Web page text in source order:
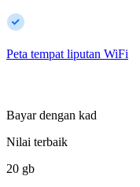
Peta tempat liputan WiFi
Bayar dengan kad
Nilai terbaik
20 gb